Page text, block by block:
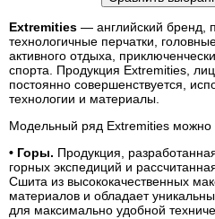
Extremities — английский бренд,
технологичные перчатки,
активного отдыха,
спорта. Продукция Extremities,
постоянно совершенствуется,
технологии и материалы.
Модельный ряд Extremities можно
• Горы. Продукция,
горных экспедиций и
Сшита из высококачественных
материалов и обладает
для максимально удобной